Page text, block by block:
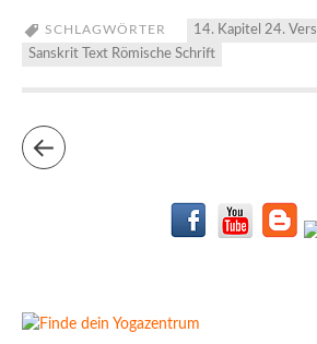
SCHLAGWÖRTER
14. Kapitel 24. Vers
Sanskrit Text Römische Schrift